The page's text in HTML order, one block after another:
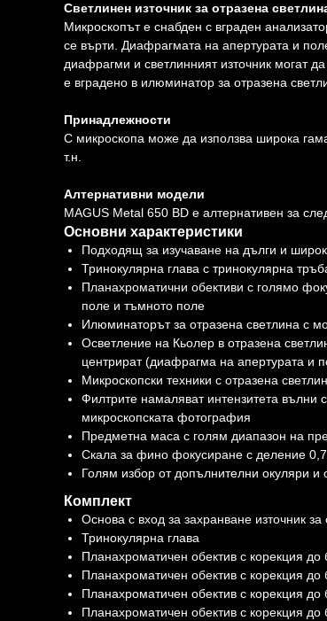
Светлинен източник за отразена
Микроскопът е снабден с вграден
се върти. Диафрагмата на апертурата и
диафрагми и светлинният източник могат
е вградено в илюминатор за отразена
Принадлежности
С микроскопа може да използва широка
т.н.
Алтернативни модели
MAGUS Metal 650 BD е алтернативен за
Основни характеристики
Подходящ за изучаване на дълги и
Тринокулярна глава с тринокулярна
Планахроматични обективи с голямо
поле и тъмното поле
Илюминаторът за отразена светлина с
Осветление на Кьолер в отразена
центрират (диафрагма на апертурата и
Микроскопски техники с отразена
Филтрите намаляват интензитета вълни
микроскопската фотография
Предметна маса с голям диапазон на
Скала за фино фокусиране с деление
Голям избор от допълнителни окуляри и
Комплект
Основа с вход за захранване източник
Тринокулярна глава
Планахроматичен обектив с корекция
Планахроматичен обектив с корекция
Планахроматичен обектив с корекция
Планахроматичен обектив с корекция